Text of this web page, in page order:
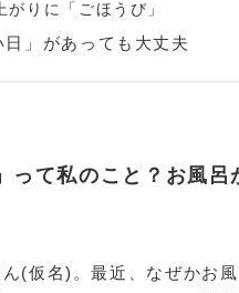
がりに「ごほうび」
日」があっても大丈夫
って私のこと？お風呂
(仮名)。最近、なぜかお風